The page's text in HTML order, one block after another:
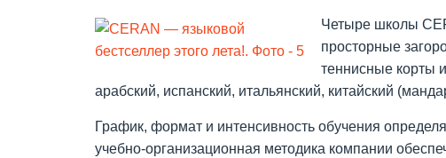
Четыре школы
просторные
теннисные корты
арабский, испанский, итальянский, китайский
График, формат и интенсивность обучения
учебно-организационная методика компании